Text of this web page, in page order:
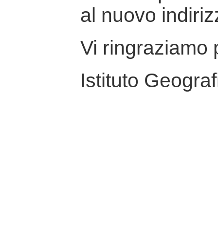
al nuovo
Vi ringraziamo
Istituto